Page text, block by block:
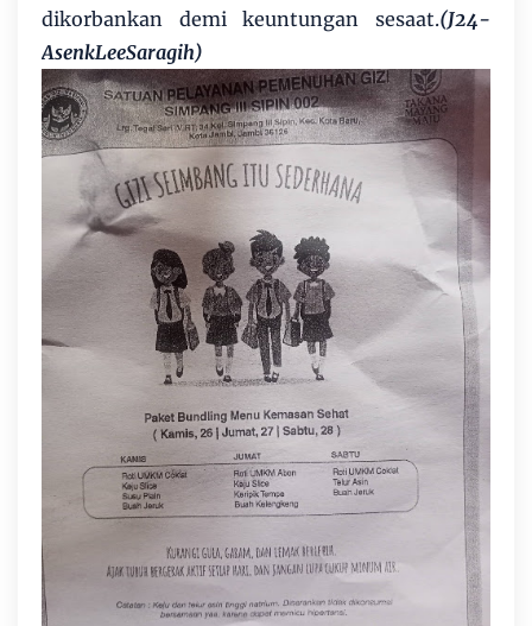
dikorbankan demi keuntungan sesaat.(J24-
AsenkLeeSaragih)